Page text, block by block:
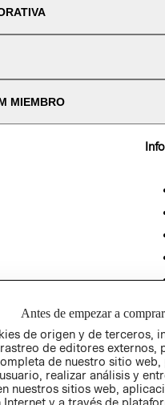
MIEMBRO
Antes de empezar a comprar
de origen y de terceros,
de editores externos,
de nuestro sitio web,
realizar análisis y
nuestros sitios web,
y a través de